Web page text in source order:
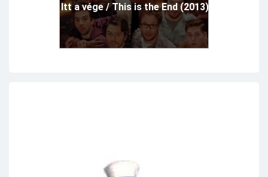
Itt a vége / This is the End (2013)